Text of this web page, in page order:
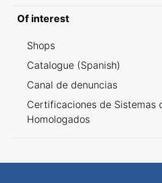
Of interest
Shops
Catalogue (Spanish)
Canal de denuncias
Certificaciones de Sistemas
Homologados